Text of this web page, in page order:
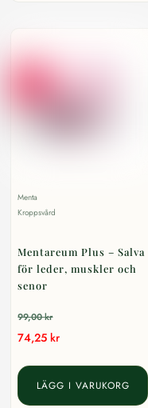
Menta
Kroppsvård
Mentareum Plus – Salva
för leder, muskler och
senor
99,00kr
74,25 kr
LÄGG I VARUKORG